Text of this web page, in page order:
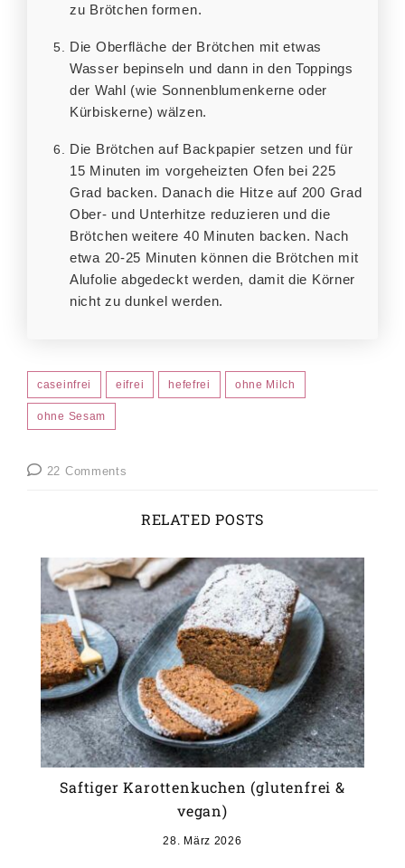
zu Brötchen formen.
Die Oberfläche der Brötchen mit etwas
Wasser bepinseln und dann in den Toppings
der Wahl (wie Sonnenblumenkerne oder
Kürbiskerne) wälzen.
Die Brötchen auf Backpapier setzen und für
15 Minuten im vorgeheizten Ofen bei 225
Grad backen. Danach die Hitze auf 200 Grad
Ober- und Unterhitze reduzieren und die
Brötchen weitere 40 Minuten backen. Nach
etwa 20-25 Minuten können die Brötchen mit
Alufolie abgedeckt werden, damit die Körner
nicht zu dunkel werden.
caseinfrei eifrei hefefrei ohne Milch
ohne Sesam
22 Comments
RELATED POSTS
Saftiger Karottenkuchen (glutenfrei &
vegan)
28. März 2026